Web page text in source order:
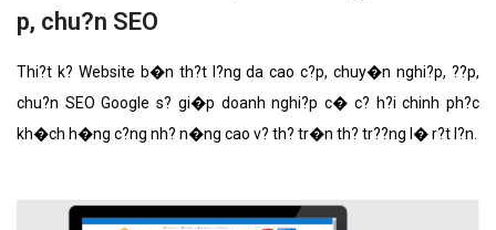
p, chu?n SEO
Thi?t k? Website b�n th?t l?ng da cao c?p, chuy�n nghi?p, ??p,
chu?n SEO Google s? gi�p doanh nghi?p c� c? h?i chinh ph?c
kh�ch h�ng c?ng nh? n�ng cao v? th? tr�n th? tr??ng l� r?t l?n.